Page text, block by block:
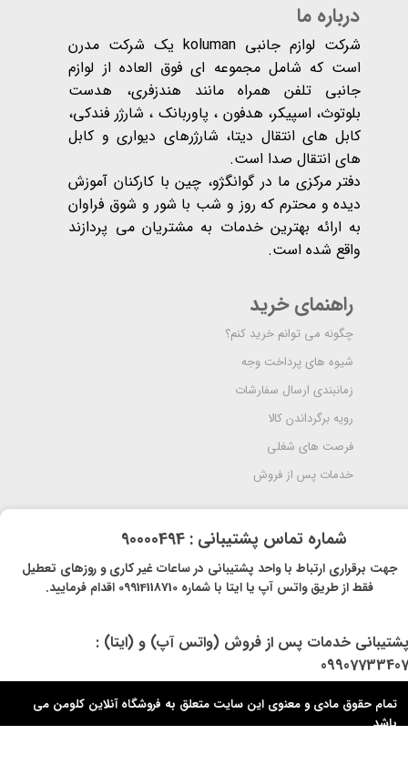
درباره ما
شرکت لوازم جانبی koluman یک شرکت مدرن
است که شامل مجموعه ای فوق العاده از لوازم
جانبی تلفن همراه مانند هندزفری، هدست
بلوتوث، اسپیکر، هدفون ، پاوربانک ، شارژر فندکی،
کابل های انتقال دیتا، شارژرهای دیواری و کابل
های انتقال صدا است.
دفتر مرکزی ما در گوانگژو، چین با کارکنان آموزش
دیده و محترم که روز و شب با شور و شوق فراوان
به ارائه بهترین خدمات به مشتریان می پردازند
واقع شده است​​​​​​​.
راهنمای خرید
چگونه می توانم خرید کنم؟
شیوه های پرداخت وجه
زمانبندی ارسال سفارشات
رویه برگرداندن کالا
فرصت های شغلی
خدمات پس از فروش
​شماره تماس پشتیبانی : 90000494
​​جهت برقراری ارتباط با واحد پشتیبانی در ساعات غیر کاری و روزهای تعطیل
فقط از طریق واتس آپ یا ایتا با شماره 09914118710 اقدام فرمایید.
​پشتیبانی خدمات پس از فروش (واتس آپ) و (ایتا) :
09907733407
تمام حقوق مادی و معنوی این سایت متعلق به فروشگاه آنلاین کلومن می
باشد.​​​​​​​